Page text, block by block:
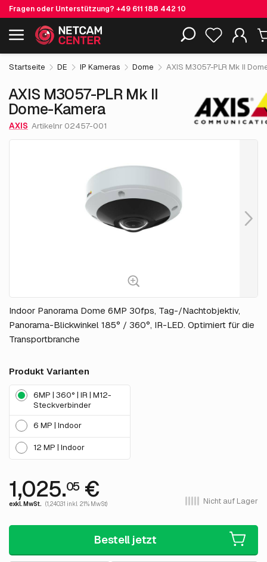
Fragen oder Unterstützung? +49 611 188 442 10
Einschließlich EOL-Produkte
AXIS M3057-PLR Mk II Dome-Kamera 1,025.05 €
exkl. MwSt.
Startseite DE IP Kameras Dome AXIS M3057-PLR Mk II
AXIS M3057-PLR Mk II
Dome-Kamera
AXIS Artikelnr 02457-001
Indoor Panorama Dome 6MP 30fps, Tag-/Nachtobjektiv,
Panorama-Blickwinkel 185° / 360°, IR-LED. Optimiert für die
Transportbranche
Produkt Varianten
6MP | 360° | IR | M12-
Steckverbinder
6 MP | Indoor
12 MP | Indoor
1,025.05€
exkl. MwSt. (1,240.31 inkl. 21% MwSt) Nicht auf Lager
Bestell jetzt